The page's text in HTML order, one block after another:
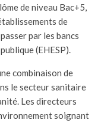
de niveau Bac+5,
de
par les bancs
(EHESP).
combinaison de
le secteur sanitaire
Les directeurs
soignant